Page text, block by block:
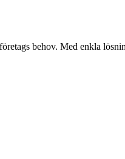
behov. Med enkla